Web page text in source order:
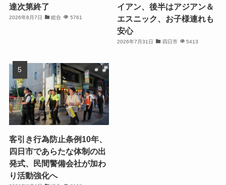
達次第終了
2026年8月7日 総合 5761
イアン、後半はアジアン＆
エスニック、お子様連れも
安心
2026年7月31日 四日市 5413
客引き行為防止条例10年、
四日市であらたな体制の出
発式、民間警備会社が加わ
り活動強化へ